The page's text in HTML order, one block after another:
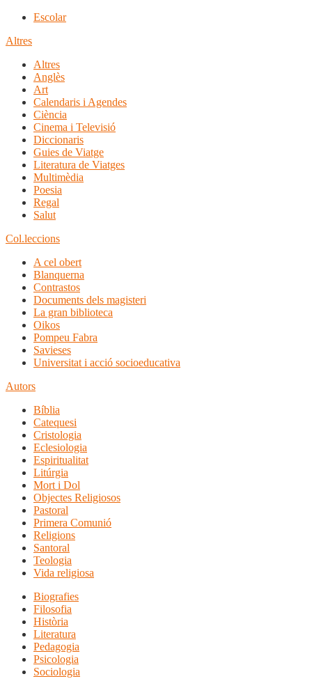
Escolar
Altres
Altres
Anglès
Art
Calendaris i Agendes
Ciència
Cinema i Televisió
Diccionaris
Guies de Viatge
Literatura de Viatges
Multimèdia
Poesia
Regal
Salut
Col.leccions
A cel obert
Blanquerna
Contrastos
Documents dels magisteri
La gran biblioteca
Oikos
Pompeu Fabra
Savieses
Universitat i acció socioeducativa
Autors
Bíblia
Catequesi
Cristologia
Eclesiologia
Espiritualitat
Litúrgia
Mort i Dol
Objectes Religiosos
Pastoral
Primera Comunió
Religions
Santoral
Teologia
Vida religiosa
Biografies
Filosofia
Història
Literatura
Pedagogia
Psicologia
Sociologia